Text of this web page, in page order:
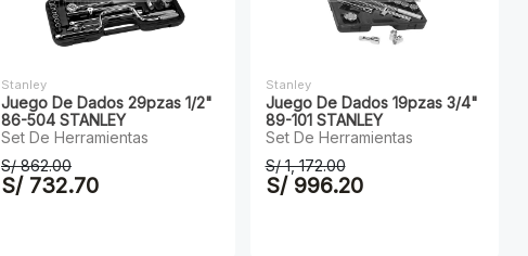
Stanley
Juego De Dados 29pzas 1/2"
86-504 STANLEY
Set De Herramientas
S/ 862.00
S/ 732.70
Stanley
Juego De Dados 19pzas 3/4"
89-101 STANLEY
Set De Herramientas
S/ 1, 172.00
S/ 996.20